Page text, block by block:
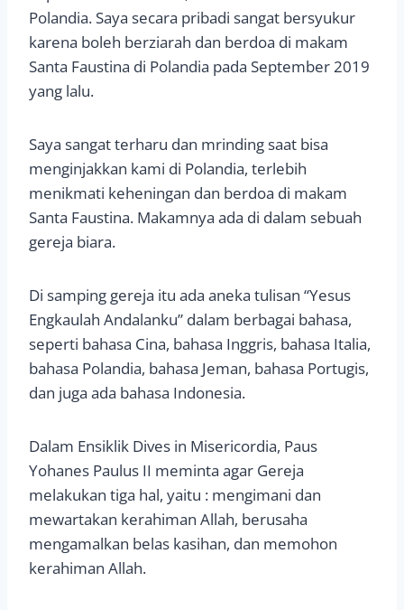
Polandia. Saya secara pribadi sangat bersyukur
karena boleh berziarah dan berdoa di makam
Santa Faustina di Polandia pada September 2019
yang lalu.
Saya sangat terharu dan mrinding saat bisa
menginjakkan kami di Polandia, terlebih
menikmati keheningan dan berdoa di makam
Santa Faustina. Makamnya ada di dalam sebuah
gereja biara.
Di samping gereja itu ada aneka tulisan “Yesus
Engkaulah Andalanku” dalam berbagai bahasa,
seperti bahasa Cina, bahasa Inggris, bahasa Italia,
bahasa Polandia, bahasa Jeman, bahasa Portugis,
dan juga ada bahasa Indonesia.
Dalam Ensiklik Dives in Misericordia, Paus
Yohanes Paulus II meminta agar Gereja
melakukan tiga hal, yaitu : mengimani dan
mewartakan kerahiman Allah, berusaha
mengamalkan belas kasihan, dan memohon
kerahiman Allah.